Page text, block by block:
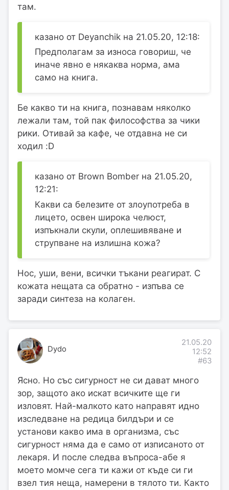
там.
казано от Deyanchik на 21.05.20, 12:18:
Предполагам за износа говориш, че
иначе явно е някаква норма, ама
само на книга.
Бе какво ти на книга, познавам няколко
лежали там, той пак философства за чики
рики. Отивай за кафе, че отдавна не си
ходил :D
казано от Brown Bomber на 21.05.20,
12:21:
Какви са белезите от злоупотреба в
лицето, освен широка челюст,
изпъкнали скули, оплешивяване и
струпване на излишна кожа?
Нос, уши, вени, всички тъкани реагират. С
кожата нещата са обратно - изпъва се
заради синтеза на колаген.
Dydo
21.05.20
12:52
#63
Ясно. Но със сигурност не си дават много
зор, защото ако искат всичките ще ги
изловят. Най-малкото като направят идно
изследване на редица билдъри и се
установи какво има в организма, със
сигурност няма да е само от изписаното от
лекаря. И после следва въпроса-абе я
моето момче сега ти кажи от къде си ги
взел тия неща, намерени в тялото ти. Както